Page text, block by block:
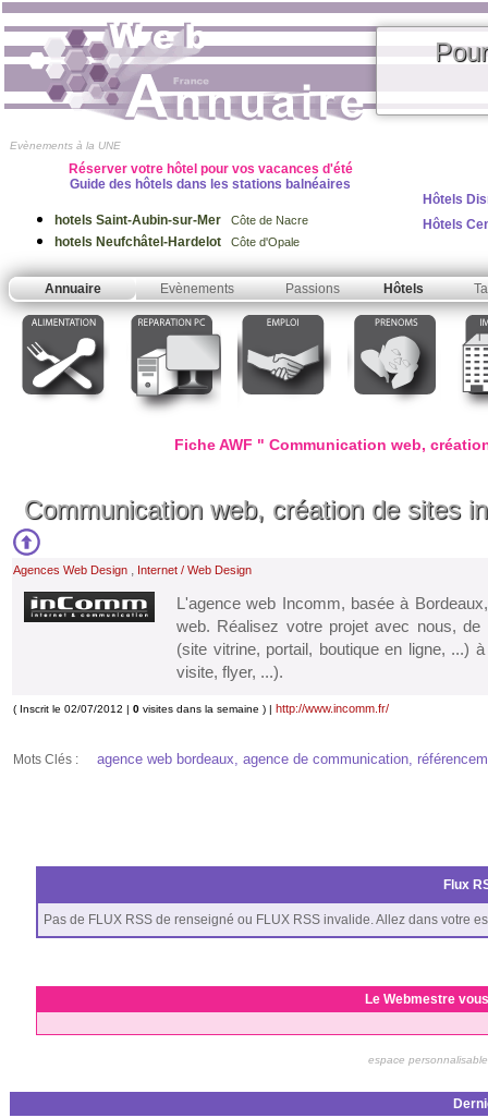
Evènements à la UNE
Réserver votre hôtel pour vos vacances d'été
Guide des hôtels dans les stations balnéaires
hotels Saint-Aubin-sur-Mer Côte de Nacre
hotels Neufchâtel-Hardelot Côte d'Opale
Hôtels
Hôtels
Annuaire Evènements Passions Hôtels
Fiche AWF " Communication web,
Communication web, création de sites
Agences Web Design , Internet / Web Design
L'agence web Incomm, basée à
web. Réalisez votre projet avec nous,
(site vitrine, portail, boutique en ligne, ...)
visite, flyer, ...).
( Inscrit le 02/07/2012 | 0 visites dans la semaine ) | http://www.incomm.fr/
Mots Clés : agence web bordeaux, agence de communication,
Flux
Pas de FLUX RSS de renseigné ou FLUX RSS invalide. Allez dans votre
Le Webmestre
espace